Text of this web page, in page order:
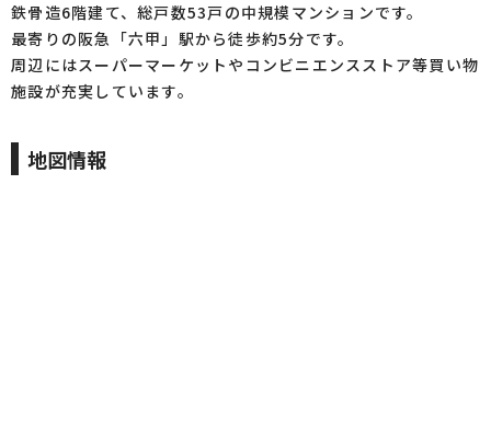
鉄骨造6階建て、総戸数53戸の中規模マンションです。
最寄りの阪急「六甲」駅から徒歩約5分です。
周辺にはスーパーマーケットやコンビニエンスストア等買い物
施設が充実しています。
地図情報